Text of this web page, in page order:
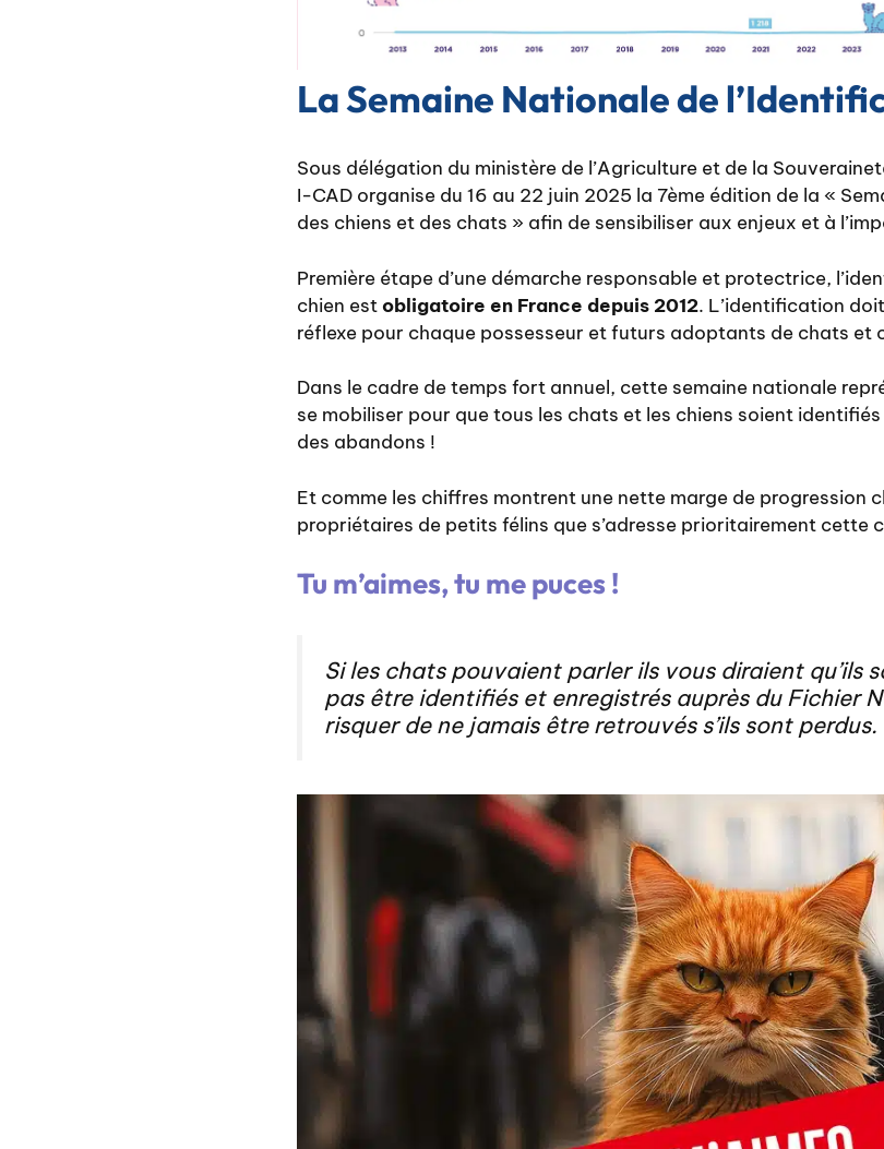
La Semaine Nationale de
Sous délégation du ministère de l’Agriculture et de la
I-CAD organise du 16 au 22 juin 2025 la 7ème édition de la «
des chiens et des chats » afin de sensibiliser aux enjeux et à
Première étape d’une démarche responsable et protectrice,
chien estobligatoire en France depuis 2012. L’identification
réflexe pour chaque possesseur et futurs adoptants de chats et
Dans le cadre de temps fort annuel, cette semaine nationale
se mobiliser pour que tous les chats et les chiens soient
des abandons !
Et comme les chiffres montrent une nette marge de progression
propriétaires de petits félins que s’adresse prioritairement cette
Tu m’aimes, tu me puces !
Si les chats pouvaient parler ils vous diraient qu’ils
pas être identifiés et enregistrés auprès du Fichier
risquer de ne jamais être retrouvés s’ils sont perdus.